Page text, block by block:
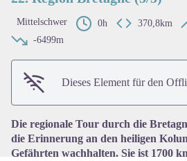
Mittelschwer 0h 370,8km
-6499m
Dieses Element für den
Die regionale Tour durch die
die Erinnerung an den heiligen
Gefährten wachhalten. Sie ist 1700